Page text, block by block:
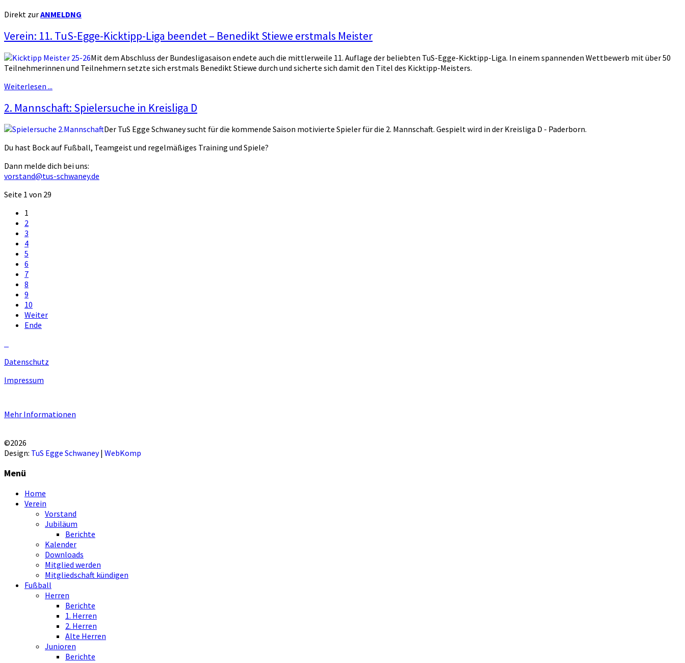
Direkt zurANMELDNG
Verein: 11. TuS-Egge-Kicktipp-Liga beendet – Benedikt Stiewe erstmals Meister
Mit dem Abschluss der Bundesligasaison endete auch die mittlerweile 11. Auflage der beliebten TuS-Egge-Kicktipp-Liga. In einem spannenden Wettbewerb mit über 50
Teilnehmerinnen und Teilnehmern setzte sich erstmals Benedikt Stiewe durch und sicherte sich damit den Titel des Kicktipp-Meisters.
Weiterlesen ...
2. Mannschaft: Spielersuche in Kreisliga D
Der TuS Egge Schwaney sucht für die kommende Saison motivierte Spieler für die 2. Mannschaft. Gespielt wird in der Kreisliga D - Paderborn.
Du hast Bock auf Fußball, Teamgeist und regelmäßiges Training und Spiele?
Dann melde dich bei uns:
vorstand@tus-schwaney.de
Seite 1 von 29
1
2
3
4
5
6
7
8
9
10
Weiter
Ende
Datenschutz
Impressum
Mehr Informationen
©2026
Design: TuS Egge Schwaney| WebKomp
Menü
Home
Verein
Vorstand
Jubiläum
Berichte
Kalender
Downloads
Mitglied werden
Mitgliedschaft kündigen
Fußball
Herren
Berichte
1. Herren
2. Herren
Alte Herren
Junioren
Berichte